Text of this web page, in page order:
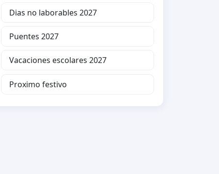
Dias no laborables 2027
Puentes 2027
Vacaciones escolares 2027
Proximo festivo